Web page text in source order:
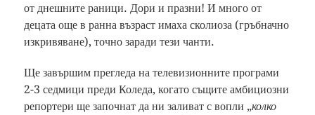
от днешните раници. Дори и празни! И много от
децата още в ранна възраст имаха сколиоза (гръбначно
изкривяване), точно заради тези чанти.
Ще завършим прегледа на телевизионните програми
2-3 седмици преди Коледа, когато същите амбициозни
репортери ще започнат да ни заливат с вопли „колко